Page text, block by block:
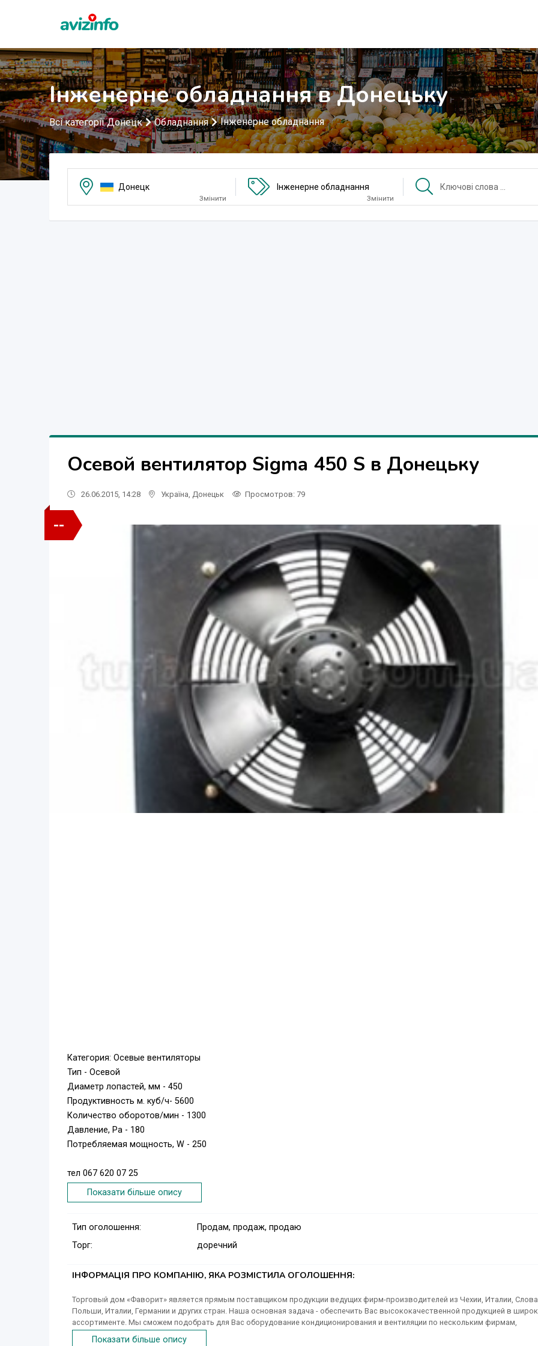
Інженерне обладнання в Донецьку
Всі категорії Донецк Обладнання Інженерне обладнання
Донецк
Змінити
Інженерне обладнання
Змінити
Осевой вентилятор Sigma 450 S в Донецьку
26.06.2015, 14:28 Україна Донецьк Просмотров: 79
--
Категория: Осевые вентиляторы
Тип - Осевой
Диаметр лопастей, мм - 450
Продуктивность м. куб/ч- 5600
Количество оборотов/мин - 1300
Давление, Ра - 180
Потребляемая мощность, W - 250
тел 067 620 07 25
Показати більше опису
Тип оголошення:
Продам, продаж, продаю
Торг:
доречний
ІНФОРМАЦІЯ ПРО КОМПАНІЮ, ЯКА РОЗМІСТИЛА ОГОЛОШЕННЯ:
Торговый дом «Фаворит» является прямым поставщиком продукции ведущих фирм-производителей из Чехии, Италии,
Польши, Италии, Германии и других стран. Наша основная задача - обеспечить Вас высококачественной продукцией в
ассортименте. Мы сможем подобрать для Вас оборудование кондиционирования и вентиляции по нескольким фирмам,
укомплектовывать строительные объекты.
Показати більше опису